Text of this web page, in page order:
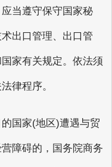
当遵守保守国家秘
出口管理、出口管
家有关规定。依法须
律程序。
家(地区)遭遇与贸
障碍的，国务院商务